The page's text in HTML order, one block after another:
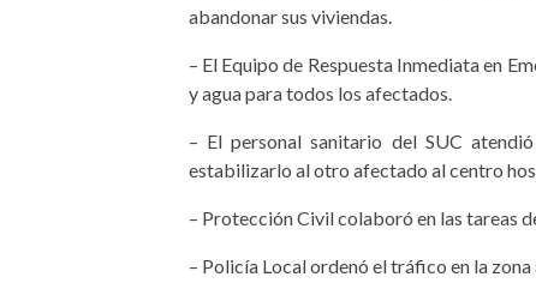
abandonar sus viviendas.
– El Equipo de Respuesta Inmediata en
y agua para todos los afectados.
– El personal sanitario del SUC
estabilizarlo al otro afectado al centro
– Protección Civil colaboró en las tareas
– Policía Local ordenó el tráfico en la